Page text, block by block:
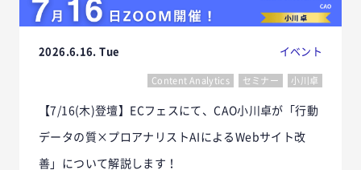
2026.6.16. Tue イベント
Content Analytics セミナー 小川卓
【7/16(木)登壇】ECフェスにて、CAO小川卓が「行動
データの質×プロアナリストAIによるWebサイト改
善」について解説します！